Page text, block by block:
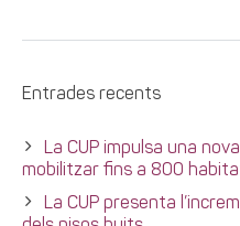
Entrades recents
La CUP impulsa una
mobilitzar fins a 800
La CUP presenta